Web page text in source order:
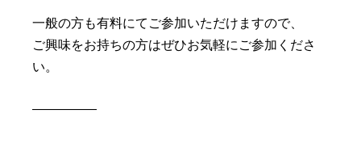
一般の方も有料にてご参加いただけますので、
ご興味をお持ちの方はぜひお気軽にご参加くださ
い。
—————